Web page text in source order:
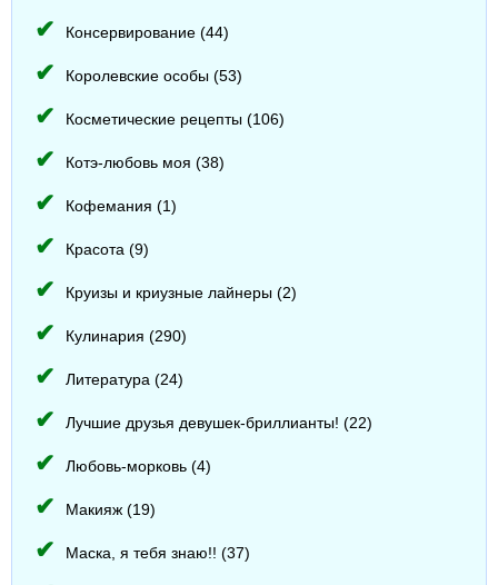
Консервирование (44)
Королевские особы (53)
Косметические рецепты (106)
Котэ-любовь моя (38)
Кофемания (1)
Красота (9)
Круизы и криузные лайнеры (2)
Кулинария (290)
Литература (24)
Лучшие друзья девушек-бриллианты! (22)
Любовь-морковь (4)
Макияж (19)
Маска, я тебя знаю!! (37)